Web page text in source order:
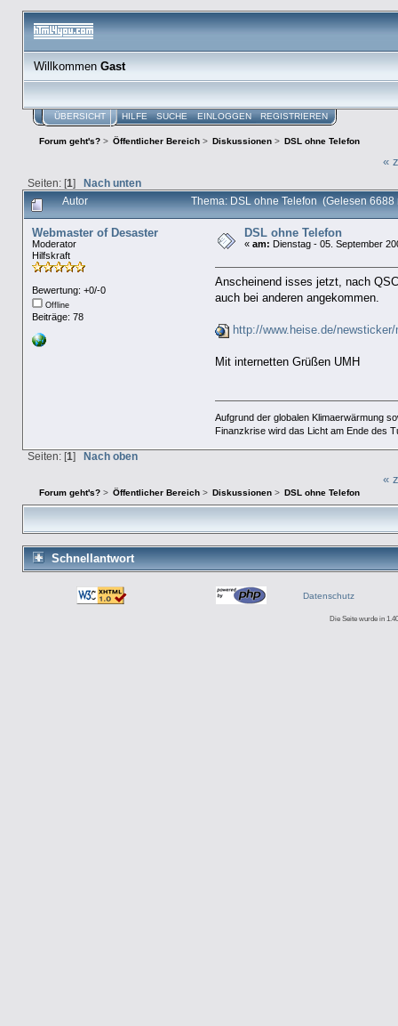
WillkommenGast
ÜBERSICHT HILFE SUCHE EINLOGGEN REGISTRIEREN
Forum geht's?> Öffentlicher Bereich > Diskussionen > DSL ohne Telefon
«
Seiten: [1] Nach unten
Autor Thema: DSL ohne Telefon (Gelesen 6688
Webmaster of Desaster
Moderator
Hilfskraft
Bewertung: +0/-0
Offline
Beiträge: 78
DSL ohne Telefon
« am: Dienstag - 05. September
Anscheinend isses jetzt, nach
auch bei anderen angekommen.
http://www.heise.de/
Mit internetten Grüßen UMH
Aufgrund der globalen Klimaerwärmung
Finanzkrise wird das Licht am Ende des
Seiten: [1] Nach oben
«
Forum geht's?> Öffentlicher Bereich > Diskussionen > DSL ohne Telefon
Schnellantwort
Datenschutz
Die Seite wurde in